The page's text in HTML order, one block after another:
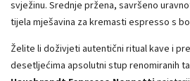
svježinu. Srednje pržena, savršeno
tijela mješavina za kremasti espresso s
Želite li doživjeti autentični ritual kave i
desetljećima apsolutni stup renomiranih